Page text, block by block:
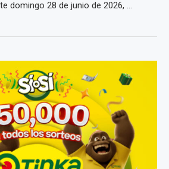
domingo 28 de junio de 2026, ...